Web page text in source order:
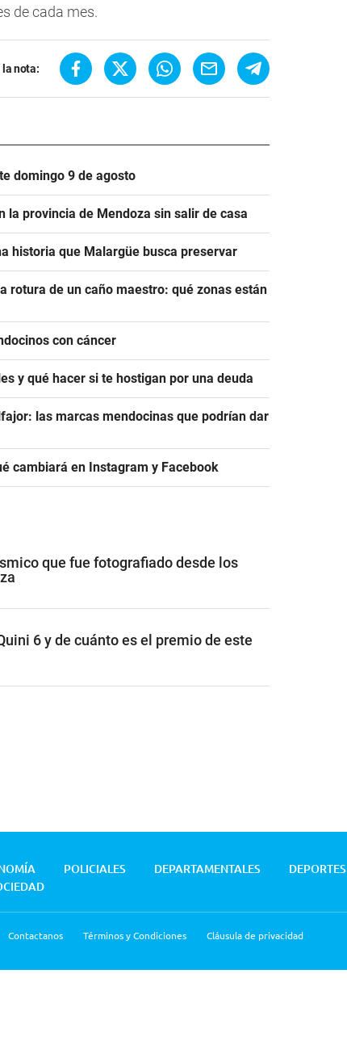
de cada mes.
nota:
domingo 9 de agosto
la provincia de Mendoza sin salir de casa
historia que Malargüe busca preservar
rotura de un caño maestro: qué zonas están
con cáncer
y qué hacer si te hostigan por una deuda
las marcas mendocinas que podrían dar
cambiará en Instagram y Facebook
que fue fotografiado desde los
6 y de cuánto es el premio de este
POLICIALES DEPARTAMENTALES DEPORTES
Contactanos Términos y Condiciones Cláusula de privacidad